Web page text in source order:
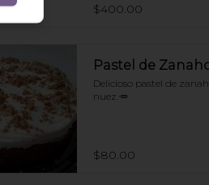
$400.00
Pastel de
Delicioso pastel de
nuez.🥕
$80.00